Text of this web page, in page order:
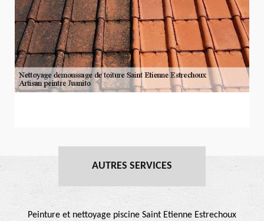
AUTRES SERVICES
Peinture et nettoyage piscine Saint Etienne Estrechoux